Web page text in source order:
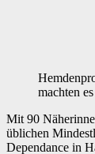
machten
Mit 90
üblichen
Dependance in